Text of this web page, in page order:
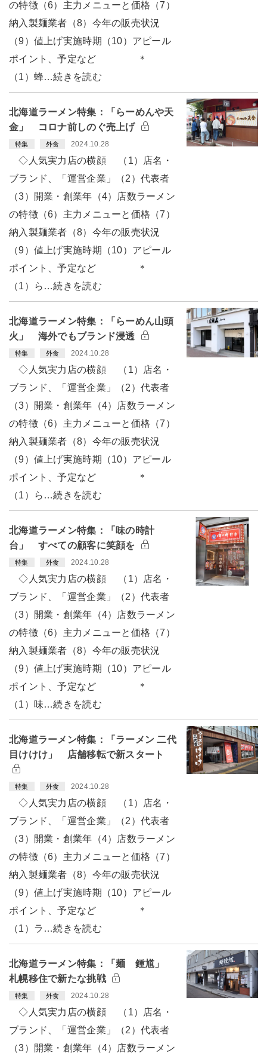
の特徴（6）主力メニューと価格（7）
納入製麺業者（8）今年の販売状況
（9）値上げ実施時期（10）アピール
ポイント、予定など ＊
（1）蜂…続きを読む
北海道ラーメン特集：「らーめんや天
金」 コロナ前しのぐ売上げ
特集 外食 2024.10.28
◇人気実力店の横顔 （1）店名・
ブランド、「運営企業」（2）代表者
（3）開業・創業年（4）店数ラーメン
の特徴（6）主力メニューと価格（7）
納入製麺業者（8）今年の販売状況
（9）値上げ実施時期（10）アピール
ポイント、予定など ＊
（1）ら…続きを読む
北海道ラーメン特集：「らーめん山頭
火」 海外でもブランド浸透
特集 外食 2024.10.28
◇人気実力店の横顔 （1）店名・
ブランド、「運営企業」（2）代表者
（3）開業・創業年（4）店数ラーメン
の特徴（6）主力メニューと価格（7）
納入製麺業者（8）今年の販売状況
（9）値上げ実施時期（10）アピール
ポイント、予定など ＊
（1）ら…続きを読む
北海道ラーメン特集：「味の時計
台」 すべての顧客に笑顔を
特集 外食 2024.10.28
◇人気実力店の横顔 （1）店名・
ブランド、「運営企業」（2）代表者
（3）開業・創業年（4）店数ラーメン
の特徴（6）主力メニューと価格（7）
納入製麺業者（8）今年の販売状況
（9）値上げ実施時期（10）アピール
ポイント、予定など ＊
（1）味…続きを読む
北海道ラーメン特集：「ラーメン 二代
目けけけ」 店舗移転で新スタート
特集 外食 2024.10.28
◇人気実力店の横顔 （1）店名・
ブランド、「運営企業」（2）代表者
（3）開業・創業年（4）店数ラーメン
の特徴（6）主力メニューと価格（7）
納入製麺業者（8）今年の販売状況
（9）値上げ実施時期（10）アピール
ポイント、予定など ＊
（1）ラ…続きを読む
北海道ラーメン特集：「麺 鍾馗」
札幌移住で新たな挑戦
特集 外食 2024.10.28
◇人気実力店の横顔 （1）店名・
ブランド、「運営企業」（2）代表者
（3）開業・創業年（4）店数ラーメン